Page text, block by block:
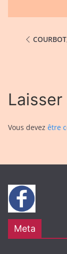
Vous devez être
Meta